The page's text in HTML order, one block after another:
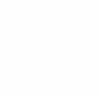
Taryfy za
(Uchwała Nr